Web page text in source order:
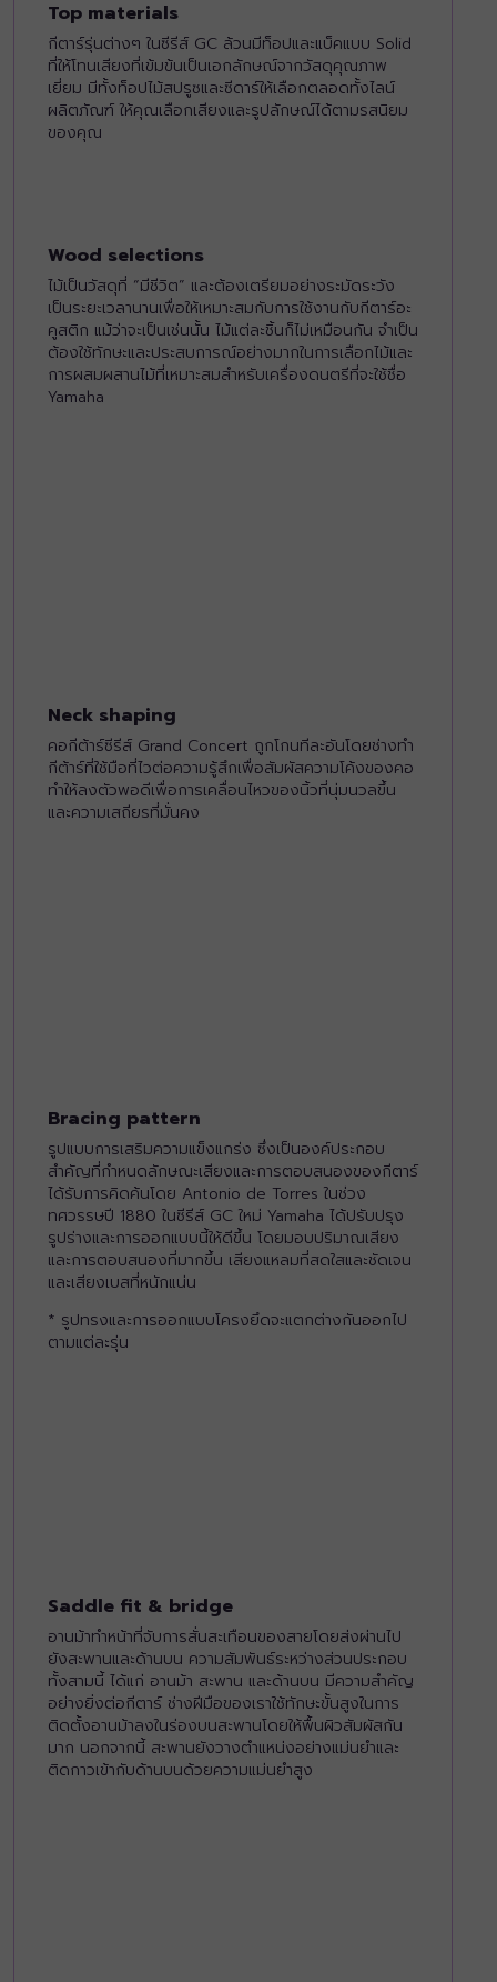
Top materials
กีตาร์รุ่นต่างๆ ในซีรีส์ GC ล้วนมีท็อปและแบ็คแบบ Solid
ที่ให้โทนเสียงที่เข้มข้นเป็นเอกลักษณ์จากวัสดุคุณภาพ
เยี่ยม มีทั้งท็อปไม้สปรูซและซีดาร์ให้เลือกตลอดทั้งไลน์
ผลิตภัณฑ์ ให้คุณเลือกเสียงและรูปลักษณ์ได้ตามรสนิยม
ของคุณ
Wood selections
ไม้เป็นวัสดุที่ “มีชีวิต” และต้องเตรียมอย่างระมัดระวัง
เป็นระยะเวลานานเพื่อให้เหมาะสมกับการใช้งานกับกีตาร์อะ
คูสติก แม้ว่าจะเป็นเช่นนั้น ไม้แต่ละชิ้นก็ไม่เหมือนกัน จำเป็น
ต้องใช้ทักษะและประสบการณ์อย่างมากในการเลือกไม้และ
การผสมผสานไม้ที่เหมาะสมสำหรับเครื่องดนตรีที่จะใช้ชื่อ
Yamaha
Neck shaping
คอกีต้าร์ซีรีส์ Grand Concert ถูกโกนทีละอันโดยช่างทำ
กีต้าร์ที่ใช้มือที่ไวต่อความรู้สึกเพื่อสัมผัสความโค้งของคอ
ทำให้ลงตัวพอดีเพื่อการเคลื่อนไหวของนิ้วที่นุ่มนวลขึ้น
และความเสถียรที่มั่นคง
Bracing pattern
รูปแบบการเสริมความแข็งแกร่ง ซึ่งเป็นองค์ประกอบ
สำคัญที่กำหนดลักษณะเสียงและการตอบสนองของกีตาร์
ได้รับการคิดค้นโดย Antonio de Torres ในช่วง
ทศวรรษปี 1880 ในซีรีส์ GC ใหม่ Yamaha ได้ปรับปรุง
รูปร่างและการออกแบบนี้ให้ดีขึ้น โดยมอบปริมาณเสียง
และการตอบสนองที่มากขึ้น เสียงแหลมที่สดใสและชัดเจน
และเสียงเบสที่หนักแน่น
* รูปทรงและการออกแบบโครงยึดจะแตกต่างกันออกไป
ตามแต่ละรุ่น
Saddle fit & bridge
อานม้าทำหน้าที่จับการสั่นสะเทือนของสายโดยส่งผ่านไป
ยังสะพานและด้านบน ความสัมพันธ์ระหว่างส่วนประกอบ
ทั้งสามนี้ ได้แก่ อานม้า สะพาน และด้านบน มีความสำคัญ
อย่างยิ่งต่อกีตาร์ ช่างฝีมือของเราใช้ทักษะขั้นสูงในการ
ติดตั้งอานม้าลงในร่องบนสะพานโดยให้พื้นผิวสัมผัสกัน
มาก นอกจากนี้ สะพานยังวางตำแหน่งอย่างแม่นยำและ
ติดกาวเข้ากับด้านบนด้วยความแม่นยำสูง